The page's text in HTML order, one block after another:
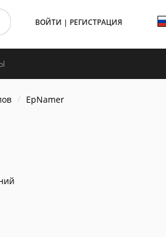
ВОЙТИ | РЕГИСТРАЦИЯ
EpNamer